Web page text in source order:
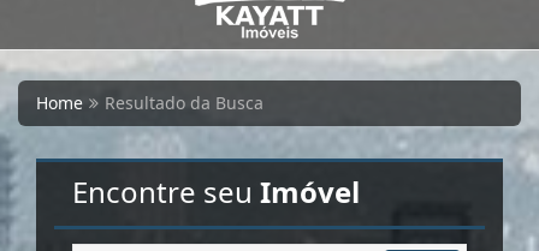
Home Resultado da Busca
Encontre seu Imóvel